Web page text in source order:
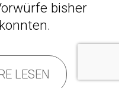
bisher
LESEN